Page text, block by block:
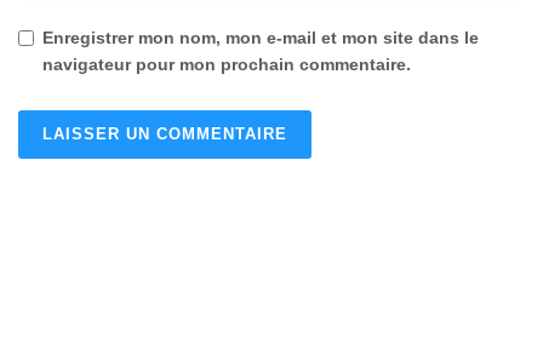
Enregistrer mon nom, mon e-mail et mon site dans le
navigateur pour mon prochain commentaire.